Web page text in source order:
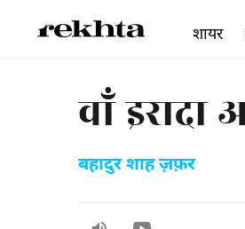
वाँ
बहादुर शाह ज़फ़र
शायर